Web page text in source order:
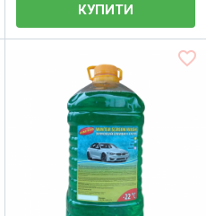
КУПИТИ
favorite_border